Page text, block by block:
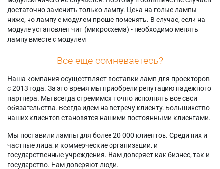
достаточно заменить только лампу. Цена на голые лампы
ниже, но лампу с модулем проще поменять. В случае, если на
модуле установлен чип (микросхема) - необходимо менять
лампу вместе с модулем
Все еще сомневаетесь?
Наша компания осуществляет поставки ламп для проекторов
с 2013 года. За это время мы приобрели репутацию надежного
партнера. Мы всегда стремимся точно исполнять все свои
обязательства. Всегда идем на встречу клиенту. Большинство
наших клиентов становятся нашими постоянными клиентами.
Мы поставили лампы для более 20 000 клиентов. Среди них и
частные лица, и коммерческие организации, и
государственные учреждения. Нам доверяет как бизнес, так и
государство. Нам доверяют люди.